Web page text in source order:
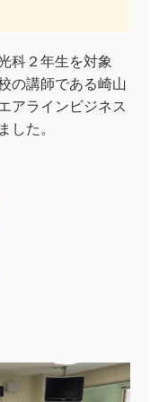
科２年生を対象
の講師である崎山
アラインビジネス
した。